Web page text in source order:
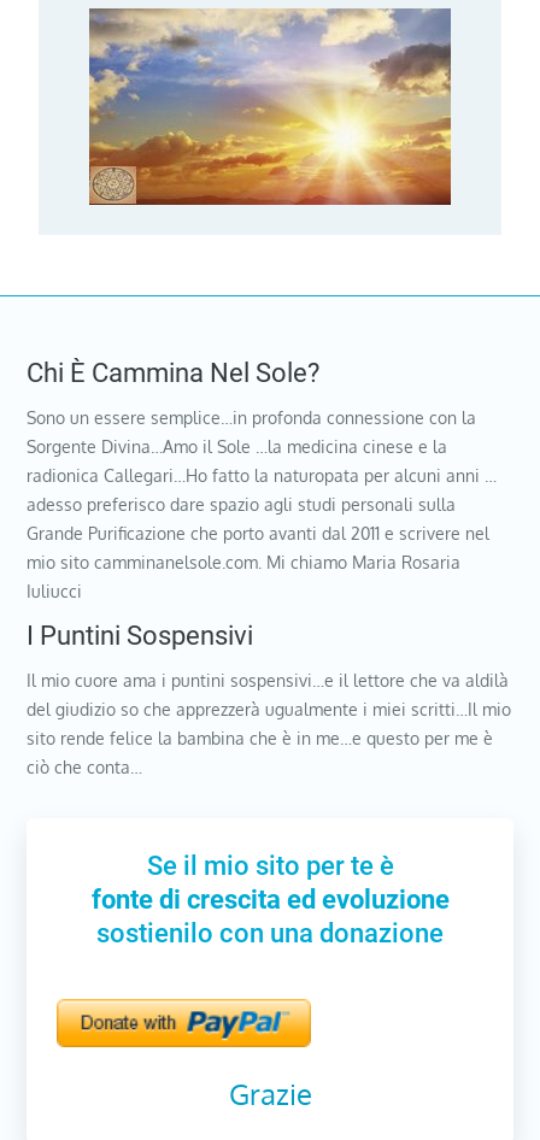
Chi È Cammina Nel Sole?
Sono un essere semplice…in profonda connessione con la
Sorgente Divina…Amo il Sole …la medicina cinese e la
radionica Callegari…Ho fatto la naturopata per alcuni anni …
adesso preferisco dare spazio agli studi personali sulla
Grande Purificazione che porto avanti dal 2011 e scrivere nel
mio sito camminanelsole.com. Mi chiamo Maria Rosaria
Iuliucci
I Puntini Sospensivi
Il mio cuore ama i puntini sospensivi…e il lettore che va aldilà
del giudizio so che apprezzerà ugualmente i miei scritti…Il mio
sito rende felice la bambina che è in me…e questo per me è
ciò che conta…
Se il mio sito per te è
fonte di crescita ed evoluzione
sostienilo con una donazione
Grazie